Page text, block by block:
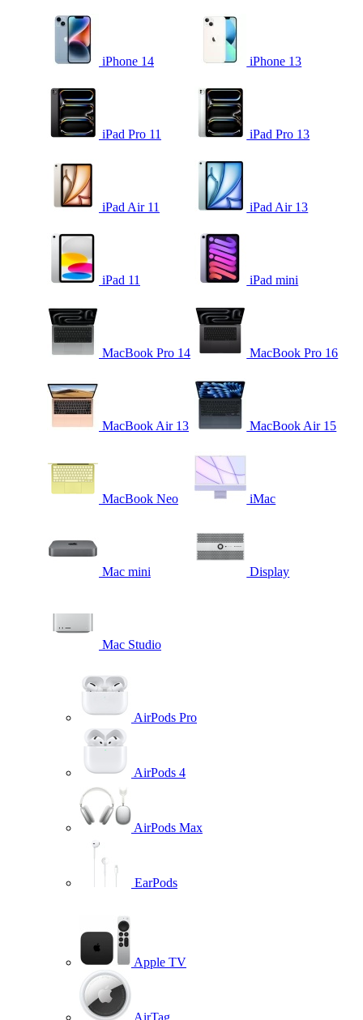
iPhone 14 iPhone 13
iPad Pro 11 iPad Pro 13
iPad Air 11 iPad Air 13
iPad 11 iPad mini
MacBook Pro 14 MacBook Pro 16
MacBook Air 13 MacBook Air 15
MacBook Neo iMac
Mac mini Display
Mac Studio
AirPods Pro
AirPods 4
AirPods Max
EarPods
Apple TV